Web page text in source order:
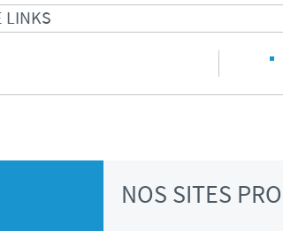
conséquence, les informations disponibles
pertinente à l'usage dans votre pays.
LINKS
NOS SITES